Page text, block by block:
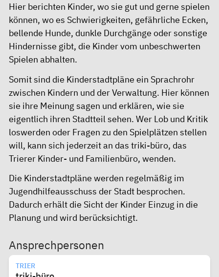
Hier berichten Kinder, wo sie gut und gerne spielen
können, wo es Schwierigkeiten, gefährliche Ecken,
bellende Hunde, dunkle Durchgänge oder sonstige
Hindernisse gibt, die Kinder vom unbeschwerten
Spielen abhalten.
Somit sind die Kinderstadtpläne ein Sprachrohr
zwischen Kindern und der Verwaltung. Hier können
sie ihre Meinung sagen und erklären, wie sie
eigentlich ihren Stadtteil sehen. Wer Lob und Kritik
loswerden oder Fragen zu den Spielplätzen stellen
will, kann sich jederzeit an das triki-büro, das
Trierer Kinder- und Familienbüro, wenden.
Die Kinderstadtpläne werden regelmäßig im
Jugendhilfeausschuss der Stadt besprochen.
Dadurch erhält die Sicht der Kinder Einzug in die
Planung und wird berücksichtigt.
Ansprechpersonen
TRIER